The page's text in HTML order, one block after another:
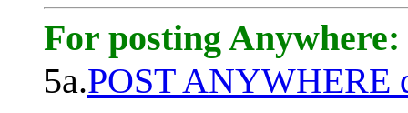
For posting Anywhere:
5a.POST ANYWHERE